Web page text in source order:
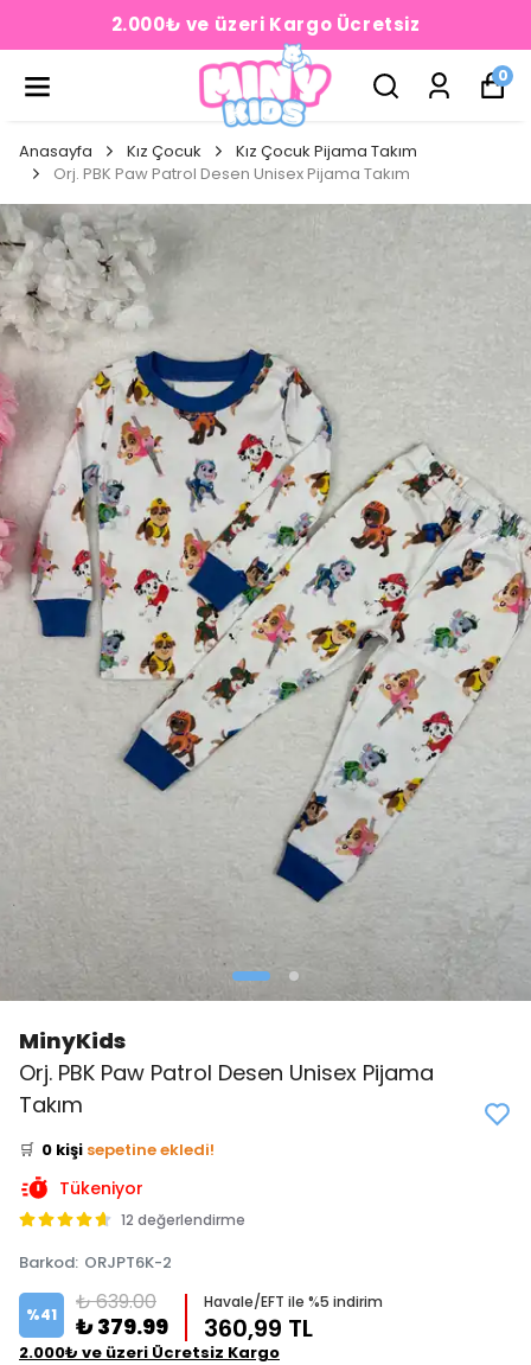
2.000₺ ve üzeri Kargo Ücretsiz
0
Anasayfa Kız Çocuk
Kız Çocuk Pijama Takım
Orj. PBK Paw Patrol Desen Unisex Pijama Takım
MinyKids
Orj. PBK Paw Patrol Desen Unisex Pijama
Takım
👀 Şu an
🛒 0 kişi sepetine ekledi!
✅ Bugün 0 adet
Tükeniyor
12 değerlendirme
Barkod: ORJPT6K-2
%41 ₺ 639.00
₺ 379.99
Havale/EFT ile %5 indirim
360,99 TL
2.000₺ ve üzeri Ücretsiz Kargo